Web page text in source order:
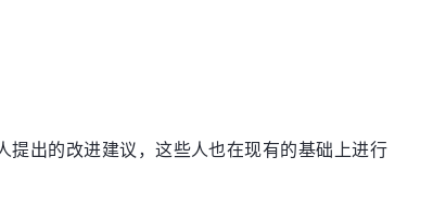
提出的改进建议，这些人也在现有的基础上进行